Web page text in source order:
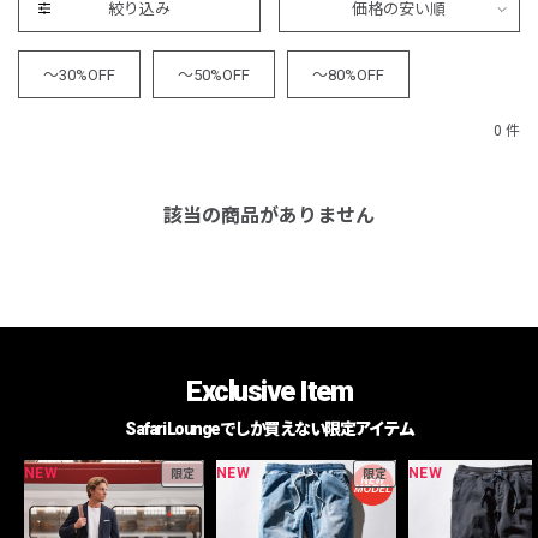
絞り込み 価格の安い順
～30%OFF ～50%OFF ～80%OFF
0 件
該当の商品がありません
Exclusive Item
Safari Loungeでしか買えない限定アイテム
NEW 限定 NEW 限定 NEW